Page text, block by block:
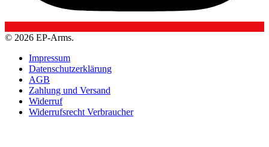
© 2026 EP-Arms.
Impressum
Datenschutzerklärung
AGB
Zahlung und Versand
Widerruf
Widerrufsrecht Verbraucher